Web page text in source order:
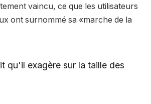
vaincu, ce que les utilisateurs
ont surnommé sa «marche de la
qu'il exagère sur la taille des